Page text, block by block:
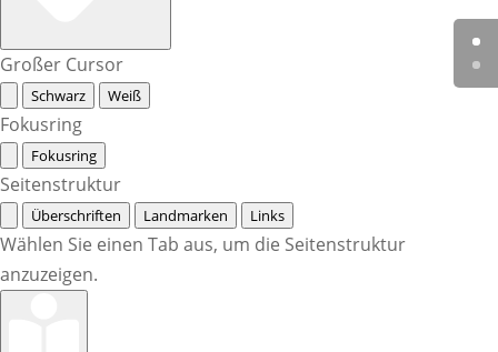
Großer Cursor
Schwarz Weiß
Fokusring
Fokusring
Seitenstruktur
Überschriften Landmarken Links
Wählen Sie einen Tab aus, um die Seitenstruktur
anzuzeigen.